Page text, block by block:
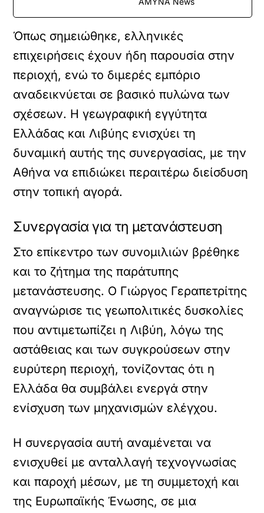
Όπως σημειώθηκε, ελληνικές
επιχειρήσεις έχουν ήδη παρουσία στην
περιοχή, ενώ το διμερές εμπόριο
αναδεικνύεται σε βασικό πυλώνα των
σχέσεων. Η γεωγραφική εγγύτητα
Ελλάδας και Λιβύης ενισχύει τη
δυναμική αυτής της συνεργασίας, με την
Αθήνα να επιδιώκει περαιτέρω διείσδυση
στην τοπική αγορά.
Συνεργασία για τη μετανάστευση
Στο επίκεντρο των συνομιλιών βρέθηκε
και το ζήτημα της παράτυπης
μετανάστευσης. Ο Γιώργος Γεραπετρίτης
αναγνώρισε τις γεωπολιτικές δυσκολίες
που αντιμετωπίζει η Λιβύη, λόγω της
αστάθειας και των συγκρούσεων στην
ευρύτερη περιοχή, τονίζοντας ότι η
Ελλάδα θα συμβάλει ενεργά στην
ενίσχυση των μηχανισμών ελέγχου.
Η συνεργασία αυτή αναμένεται να
ενισχυθεί με ανταλλαγή τεχνογνωσίας
και παροχή μέσων, με τη συμμετοχή και
της Ευρωπαϊκής Ένωσης, σε μια